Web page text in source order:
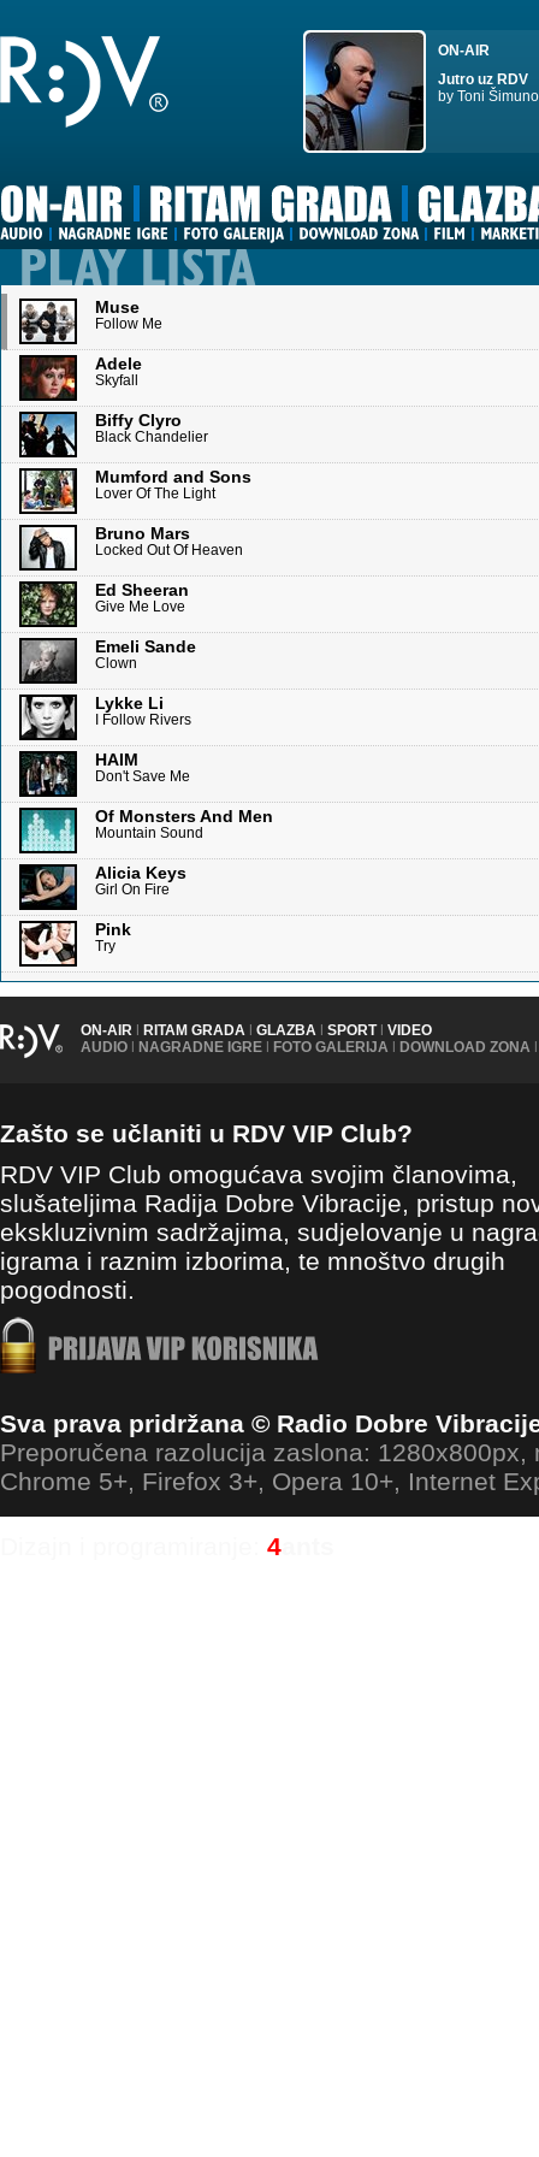
ON-AIR
Jutro uz RDV
by Toni
Muse
Follow Me
Adele
Skyfall
Biffy Clyro
Black Chandelier
Mumford and Sons
Lover Of The Light
Bruno Mars
Locked Out Of Heaven
Ed Sheeran
Give Me Love
Emeli Sande
Clown
Lykke Li
I Follow Rivers
HAIM
Don't Save Me
Of Monsters And Men
Mountain Sound
Alicia Keys
Girl On Fire
Pink
Try
ON-AIR | RITAM GRADA | GLAZBA | SPORT | VIDEO
AUDIO | NAGRADNE IGRE | FOTO GALERIJA | DOWNLOAD ZONA |
Zašto se učlaniti u RDV VIP Club?
RDV VIP Club omogućava svojim članovima,
slušateljima Radija Dobre Vibracije, pristup
ekskluzivnim sadržajima, sudjelovanje u
igrama i raznim izborima, te mnoštvo drugih
pogodnosti.
Sva prava pridržana © Radio Dobre
Preporučena razolucija zaslona: 1280x800px,
Chrome 5+, Firefox 3+, Opera 10+, Internet
4